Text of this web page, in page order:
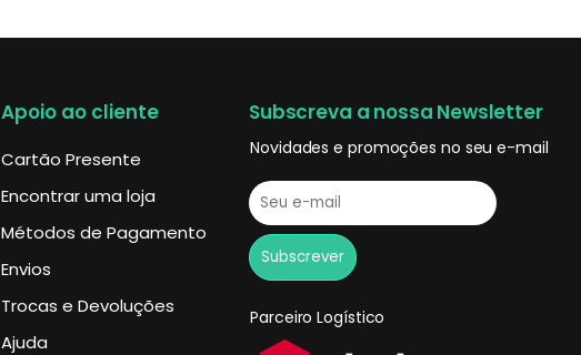
Subscreva a nossa Newsletter
Novidades e promoções no seu e-mail
Parceiro Logístico
Apoio ao cliente
Cartão Presente
Encontrar uma loja
Métodos de Pagamento
Envios
Trocas e Devoluções
Ajuda